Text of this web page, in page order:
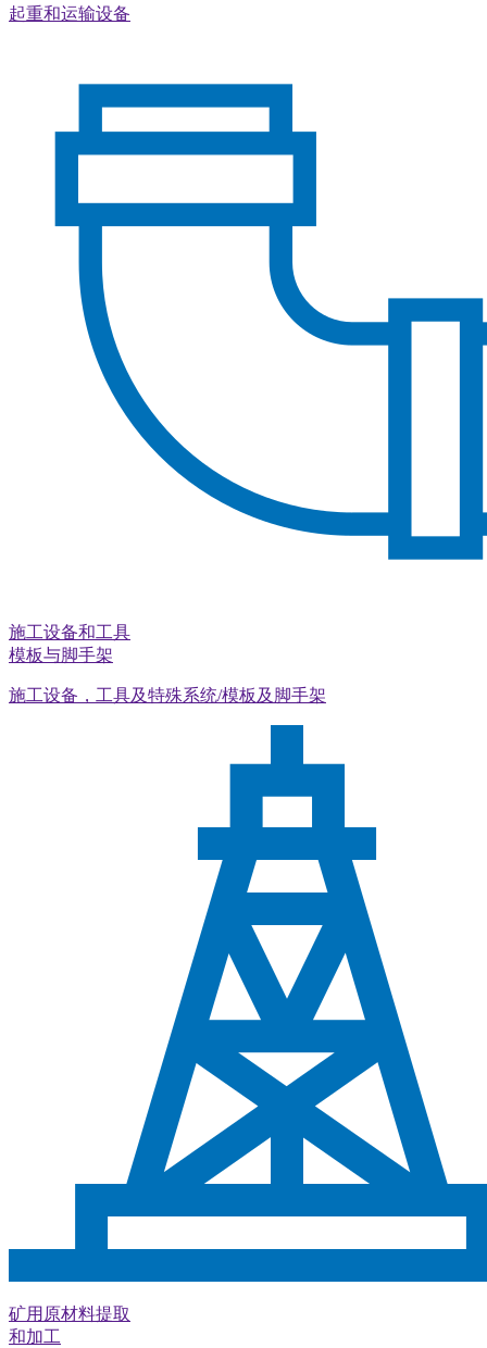
起重和运输设备
施工设备和工具
模板与脚手架
施工设备，工具及特殊系统/模板及脚手架
矿用原材料提取
和加工